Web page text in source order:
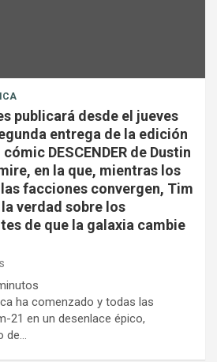
publicará desde el jueves
entrega de la edición
DESCENDER de Dustin
en la que, mientras los
facciones convergen, Tim
verdad sobre los
de que la galaxia cambie
ha comenzado y todas las
21 en un desenlace épico,
de…